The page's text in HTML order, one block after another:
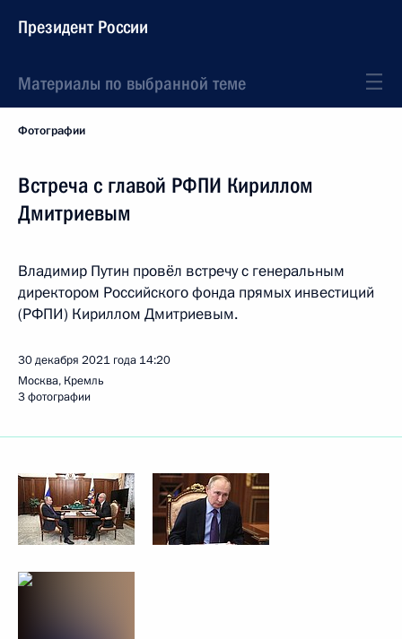
Президент России
Материалы по выбранной теме
Фотографии
Встреча с главой РФПИ Кириллом
Дмитриевым
Владимир Путин провёл встречу с генеральным
директором Российского фонда прямых инвестиций
(РФПИ) Кириллом Дмитриевым.
30 декабря 2021 года 14:20
Москва, Кремль
3 фотографии